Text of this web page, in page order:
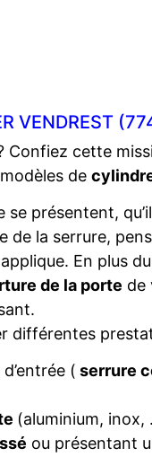
VENDREST
Confiez cette
de
se présentent, qu’il
de la serrure,
En plus
de la porte de
différentes
( serrure
(aluminium, inox,
ou présentant